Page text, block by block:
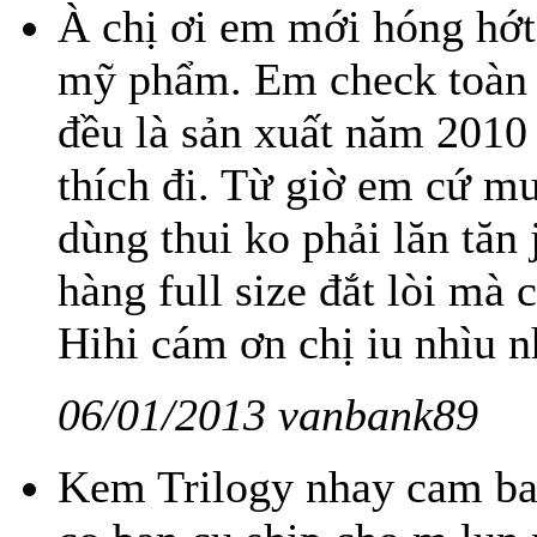
À chị ơi em mới hóng
mỹ phẩm. Em check
đều là sản xuất năm
thích đi. Từ giờ em cứ
dùng thui ko phải lăn tăn
hàng full size đắt lòi mà
Hihi cám ơn chị iu nhìu
06/01/2013 vanbank89
Kem Trilogy nhay cam